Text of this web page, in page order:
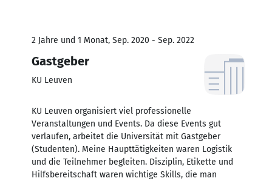
2 Jahre und 1 Monat, Sep. 2020 - Sep. 2022
Gastgeber
KU Leuven
KU Leuven organisiert viel professionelle
Veranstaltungen und Events. Da diese Events gut
verlaufen, arbeitet die Universität mit Gastgeber
(Studenten). Meine Haupttätigkeiten waren Logistik
und die Teilnehmer begleiten. Disziplin, Etikette und
Hilfsbereitschaft waren wichtige Skills, die man